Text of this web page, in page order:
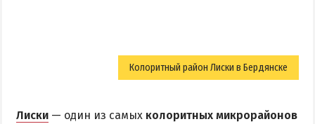
Колоритный район Лиски в Бердянске
Лиски — один из самых колоритных микрорайонов